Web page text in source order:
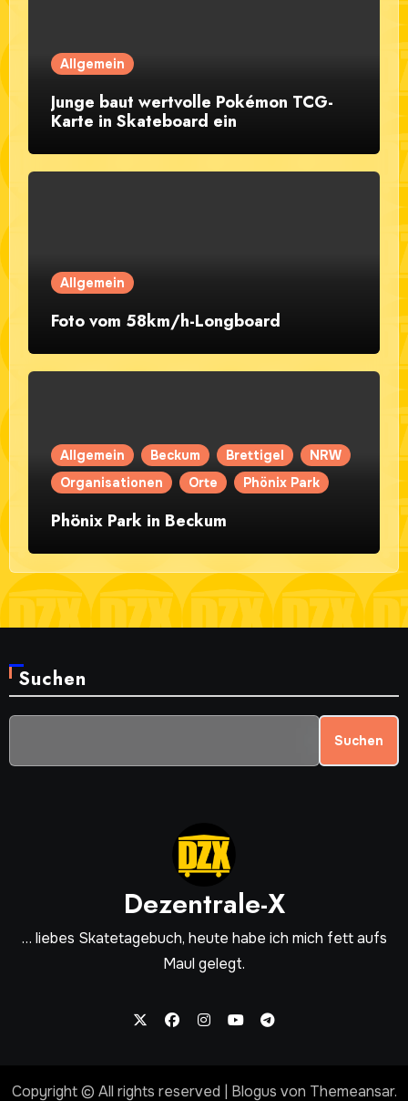
Allgemein
Junge baut wertvolle Pokémon TCG-
Karte in Skateboard ein
Allgemein
Foto vom 58km/h-Longboard
Allgemein Beckum Brettigel
NRW
Organisationen
Orte Phönix Park
Phönix Park in Beckum
Suchen
Suchen
Dezentrale-X
… liebes Skatetagebuch, heute habe ich mich fett aufs
Maul gelegt.
Copyright © All rights reserved Blogus von Themeansar.